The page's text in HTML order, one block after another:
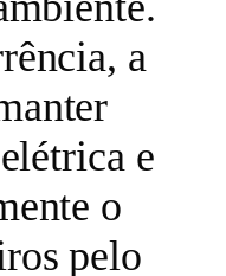
a
e
o
pelo